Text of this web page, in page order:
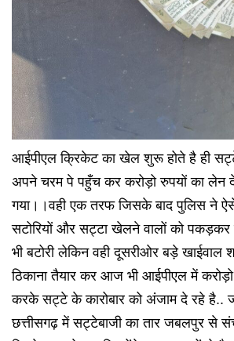
आईपीएल क्रिकेट का खेल शुरू होते है ही सट्टे
अपने चरम पे पहुँच कर करोड़ो रुपयों का लेन
गया।।वही एक तरफ जिसके बाद पुलिस ने
सटोरियों और सट्टा खेलने वालों को
भी बटोरी लेकिन वही दूसरीओर बड़े खाईवाल
ठिकाना तैयार कर आज भी आईपीएल में करोड़ो
करके सट्टे के कारोबार को अंजाम दे रहे है..
छत्तीसगढ़ में सट्टेबाजी का तार जबलपुर से